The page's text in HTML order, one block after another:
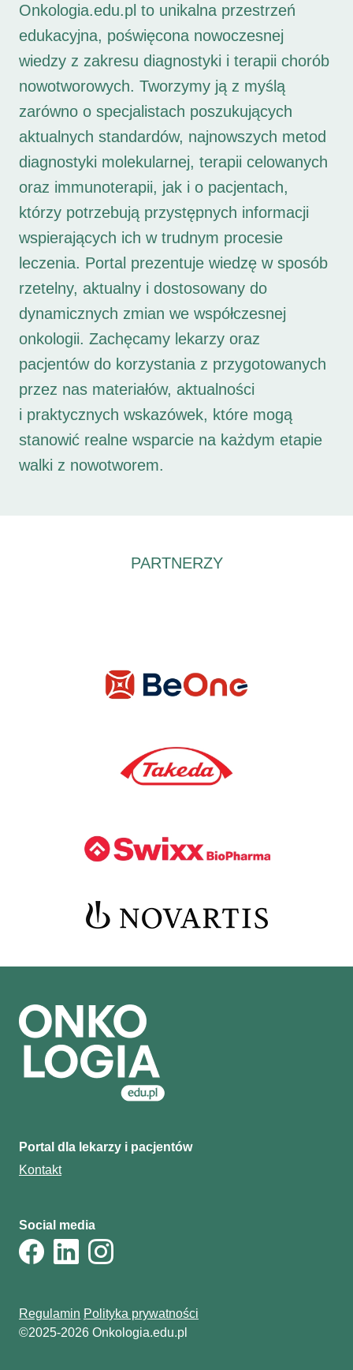
Onkologia.edu.pl to unikalna przestrzeń
edukacyjna, poświęcona nowoczesnej
wiedzy z zakresu diagnostyki i terapii chorób
nowotworowych. Tworzymy ją z myślą
zarówno o specjalistach poszukujących
aktualnych standardów, najnowszych metod
diagnostyki molekularnej, terapii celowanych
oraz immunoterapii, jak i o pacjentach,
którzy potrzebują przystępnych informacji
wspierających ich w trudnym procesie
leczenia. Portal prezentuje wiedzę w sposób
rzetelny, aktualny i dostosowany do
dynamicznych zmian we współczesnej
onkologii. Zachęcamy lekarzy oraz
pacjentów do korzystania z przygotowanych
przez nas materiałów, aktualności
i praktycznych wskazówek, które mogą
stanowić realne wsparcie na każdym etapie
walki z nowotworem.
PARTNERZY
Portal dla lekarzy i pacjentów
Kontakt
Social media
Regulamin Polityka prywatności
©2025-2026 Onkologia.edu.pl